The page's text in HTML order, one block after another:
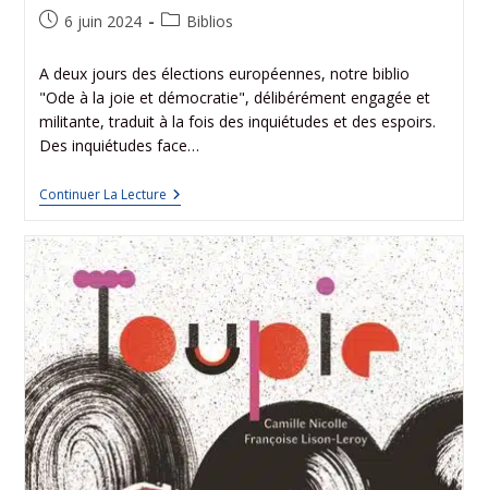
6 juin 2024 Biblios
A deux jours des élections européennes, notre biblio
"Ode à la joie et démocratie", délibérément engagée et
militante, traduit à la fois des inquiétudes et des espoirs.
Des inquiétudes face…
Continuer La Lecture